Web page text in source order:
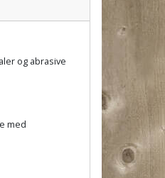
og abrasive
med